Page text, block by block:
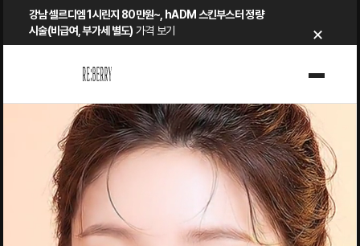
강남 셀르디엠 1시린지 80만원~, hADM 스킨부스터 정량
시술(비급여, 부가세 별도) 가격 보기 ×